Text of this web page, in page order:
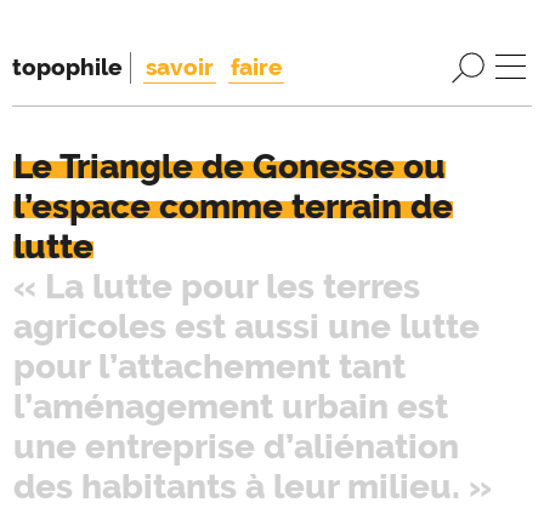
topophile savoir faire
Le Triangle de Gonesse ou
l’espace comme terrain de
lutte
« La lutte pour les terres
agricoles est aussi une lutte
pour l’attachement tant
l’aménagement urbain est
une entreprise d’aliénation
des habitants à leur milieu. »